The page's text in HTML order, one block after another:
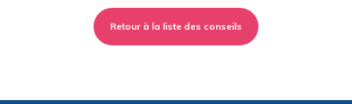
Retour à la liste des conseils